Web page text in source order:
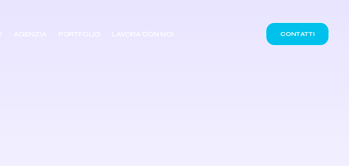
AGENZIA PORTFOLIO LAVORA CON NOI CONTATTI